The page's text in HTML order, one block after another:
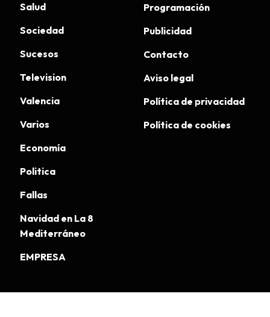
Salud
Sociedad
Sucesos
Television
Valencia
Varios
Economía
Politica
Fallas
Navidad en La 8
Mediterráneo
EMPRESA
Programación
Publicidad
Contacto
Aviso legal
Política de privacidad
Política de cookies